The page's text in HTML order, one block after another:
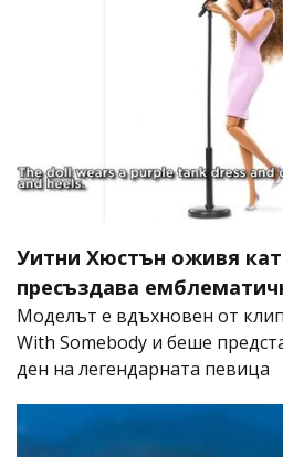
Уитни Хюстън оживя
пресъздава
Моделът е вдъхновен от
With Somebody и беше
ден на легендарната певица